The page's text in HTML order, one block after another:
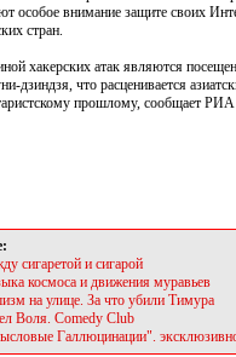
особое внимание защите своих
стран.
хакерских атак являются
дзиндзя, что расценивается
прошлому, сообщает
сигаретой и сигарой
космоса и движения муравьев
на улице. За что убили Тимура
Воля. Comedy Club
Галлюцинации".